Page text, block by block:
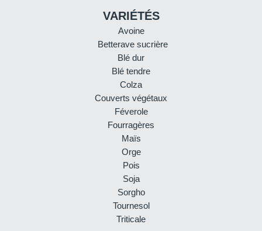
VARIÉTÉS
Avoine
Betterave sucrière
Blé dur
Blé tendre
Colza
Couverts végétaux
Féverole
Fourragères
Maïs
Orge
Pois
Soja
Sorgho
Tournesol
Triticale